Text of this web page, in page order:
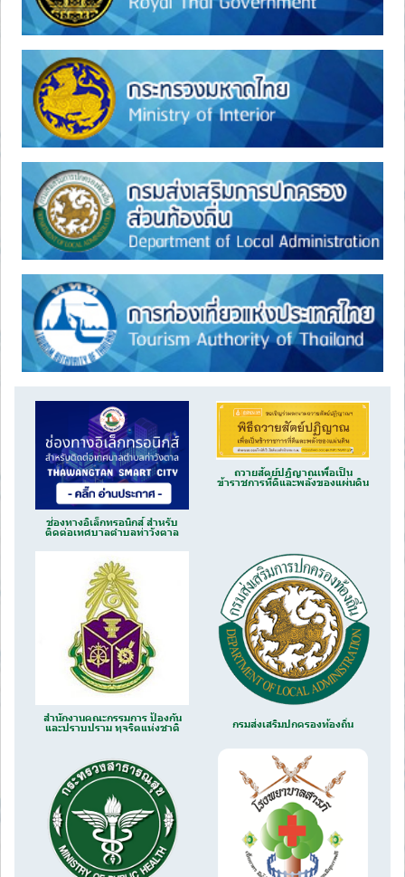
ช่องทางอิเล็กทรอนิกส์ สำหรับ
ติดต่อเทศบาลตำบลท่าวังตาล
ถวายสัตย์ปฏิญาณเพื่อเป็น
ข้าราชการที่ดีและพลังของแผ่นดิน
สำนักงานคณะกรรมการ ป้องกัน
และปราบปราม ทุจริตแห่งชาติ
กรมส่งเสริมปกครองท้องถิ่น